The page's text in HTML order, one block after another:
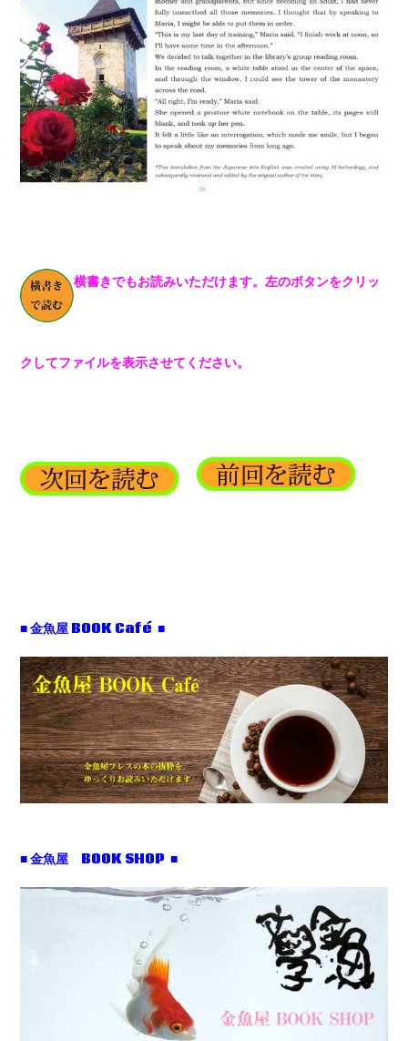
横書きでもお読みいただけます。左のボタンをクリッ
クしてファイルを表示させてください。
■ 金魚屋 BOOK Café ■
■ 金魚屋 BOOK SHOP ■